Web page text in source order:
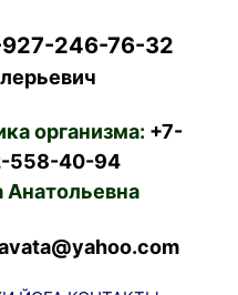
246-76-32
организма: +7-
558-40-94
Анатольевна